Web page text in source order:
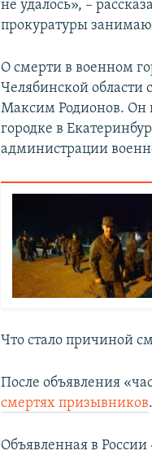
не удалось», –
прокуратуры
О смерти в военном
Челябинской области
Максим Родионов. Он
городке в
администрации
Что стало причиной
После объявления
смертях призывников.
Объявленная в